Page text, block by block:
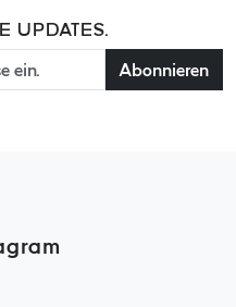
UPDATES.
Abonnieren